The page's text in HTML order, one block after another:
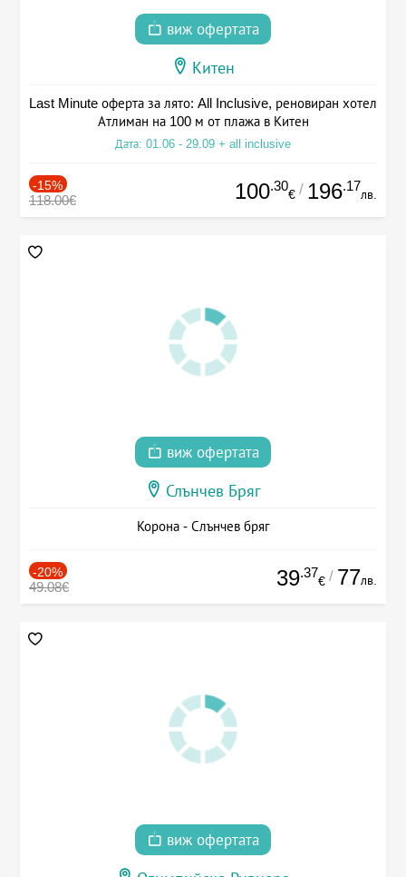
виж офертата
Китен
Last Minute оферта за лято: All Inclusive, реновиран хотел
Атлиман на 100 м от плажа в Китен
Дата: 01.06 - 29.09 + all inclusive
-15%
118.00€ 100.30
€ / 196.17
лв.
виж офертата
Слънчев Бряг
Корона - Слънчев бряг
-20%
49.08€ 39.37
€ / 77лв.
виж офертата